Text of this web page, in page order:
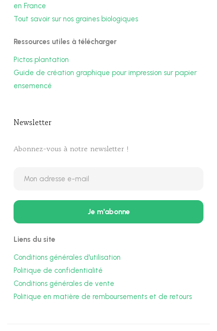
en France
Tout savoir sur nos graines biologiques
Ressources utiles à télécharger
Pictos plantation
Guide de création graphique pour impression sur papier
ensemencé
Newsletter​
Abonnez-vous à notre newsletter !
Liens du site
Conditions générales d'utilisation
Politique de confidentialité
Conditions générales de vente
Politique en matière de remboursements et de retours